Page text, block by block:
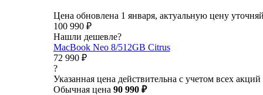
Цена обновлена 1 января, актуальную цену
100 990 ₽
Нашли дешевле?
MacBook Neo 8/512GB Citrus
72 990 ₽
?
Указанная цена действительна с учетом всех акций
Обычная цена 90 990 ₽